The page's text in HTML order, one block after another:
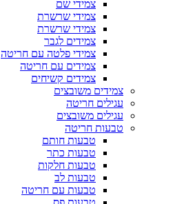
צמידי שם
צמידי שרשרת
צמידי שרשרת
צמידים לגבר
צמידי פלטה עם חריטה
צמידים עם חריטה
צמידים קשיחים
צמידים משובצים
עגילים חריטה
עגילים משובצים
טבעות חריטה
טבעות חותם
טבעות כתר
טבעות חלקות
טבעות לב
טבעות עם חריטה